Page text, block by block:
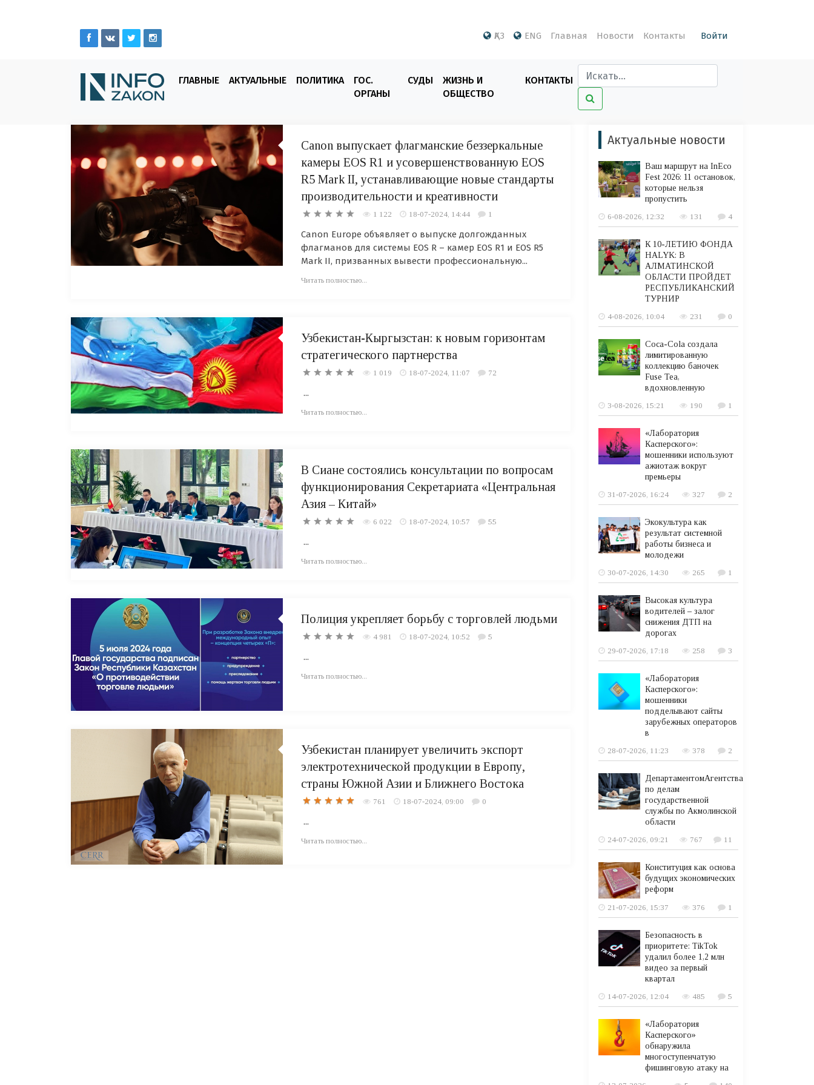
ҚАЗ ENG Главная Новости Контакты Войти
ГЛАВНЫЕ АКТУАЛЬНЫЕ ПОЛИТИКА
ГОС.
ОРГАНЫ
СУДЫ
ЖИЗНЬ И
ОБЩЕСТВО
КОНТАКТЫ
Canon выпускает флагманские беззеркальные
камеры EOS R1 и усовершенствованную EOS
R5 Mark II, устанавливающие новые стандарты
производительности и креативности
1 122 18-07-2024, 14:44 1
Canon Europe объявляет о выпуске долгожданных
флагманов для системы EOS R – камер EOS R1 и EOS R5
Mark II, призванных вывести профессиональную...
Читать полностью...
Узбекистан-Кыргызстан: к новым горизонтам
стратегического партнерства
1 019 18-07-2024, 11:07 72
...
Читать полностью...
В Сиане состоялись консультации по вопросам
функционирования Секретариата «Центральная
Азия – Китай»
6 022 18-07-2024, 10:57 55
...
Читать полностью...
Полиция укрепляет борьбу с торговлей людьми
4 981 18-07-2024, 10:52 5
...
Читать полностью...
Узбекистан планирует увеличить экспорт
электротехнической продукции в Европу,
страны Южной Азии и Ближнего Востока
761 18-07-2024, 09:00 0
...
Читать полностью...
Актуальные новости
Ваш маршрут на InEco
Fest 2026: 11 остановок,
которые нельзя
пропустить
6-08-2026, 12:32
131 4
К 10-ЛЕТИЮ ФОНДА
HALYK: В
АЛМАТИНСКОЙ
ОБЛАСТИ ПРОЙДЕТ
РЕСПУБЛИКАНСКИЙ
ТУРНИР
4-08-2026, 10:04
231 0
Coca-Cola создала
лимитированную
коллекцию баночек
Fuse Tea,
вдохновленную
3-08-2026, 15:21
190 1
«Лаборатория
Касперского»:
мошенники используют
ажиотаж вокруг
премьеры
31-07-2026, 16:24
327 2
Экокультура как
результат системной
работы бизнеса и
молодежи
30-07-2026, 14:30
265 1
Высокая культура
водителей – залог
снижения ДТП на
дорогах
29-07-2026, 17:18
258 3
«Лаборатория
Касперского»:
мошенники
подделывают сайты
зарубежных операторов
в
28-07-2026, 11:23
378 2
ДепартаментомАгентства
по делам
государственной
службы по Акмолинской
области
24-07-2026, 09:21
767 11
Конституция как основа
будущих экономических
реформ
21-07-2026, 15:37
376 1
Безопасность в
приоритете: TikTok
удалил более 1,2 млн
видео за первый
квартал
14-07-2026, 12:04
485 5
«Лаборатория
Касперского»
обнаружила
многоступенчатую
фишинговую атаку на